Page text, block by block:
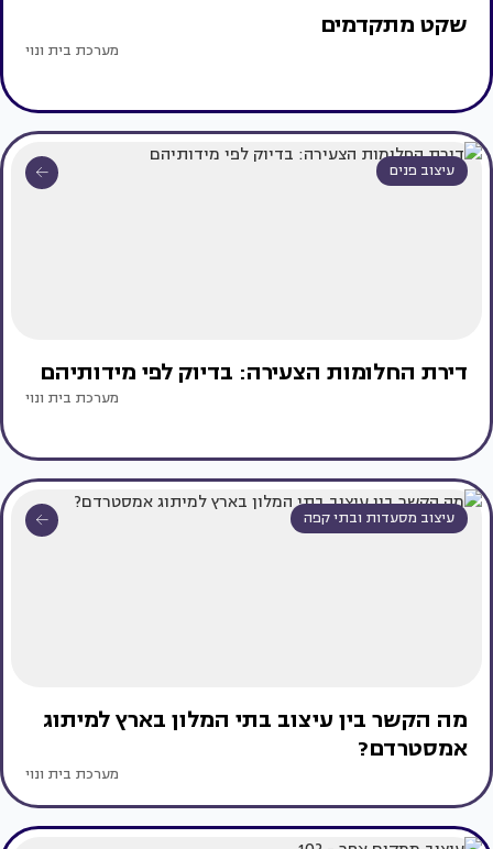
שקט מתקדמים
מערכת בית ונוי
עיצוב פנים
דירת החלומות הצעירה: בדיוק לפי מידותיהם
מערכת בית ונוי
עיצוב מסעדות ובתי קפה
מה הקשר בין עיצוב בתי המלון בארץ למיתוג
אמסטרדם?
מערכת בית ונוי